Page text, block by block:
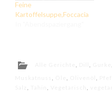
Feine
Kartoffelsuppe,Foccacia
Alle Gerichte, Dill, Gurke,
Muskatnuss, Öle, Olivenöl,
Salz, Tahin, Vegetarisch,